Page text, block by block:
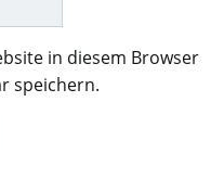
in diesem Browser
speichern.